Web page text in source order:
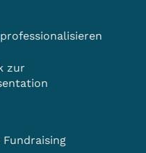
zur